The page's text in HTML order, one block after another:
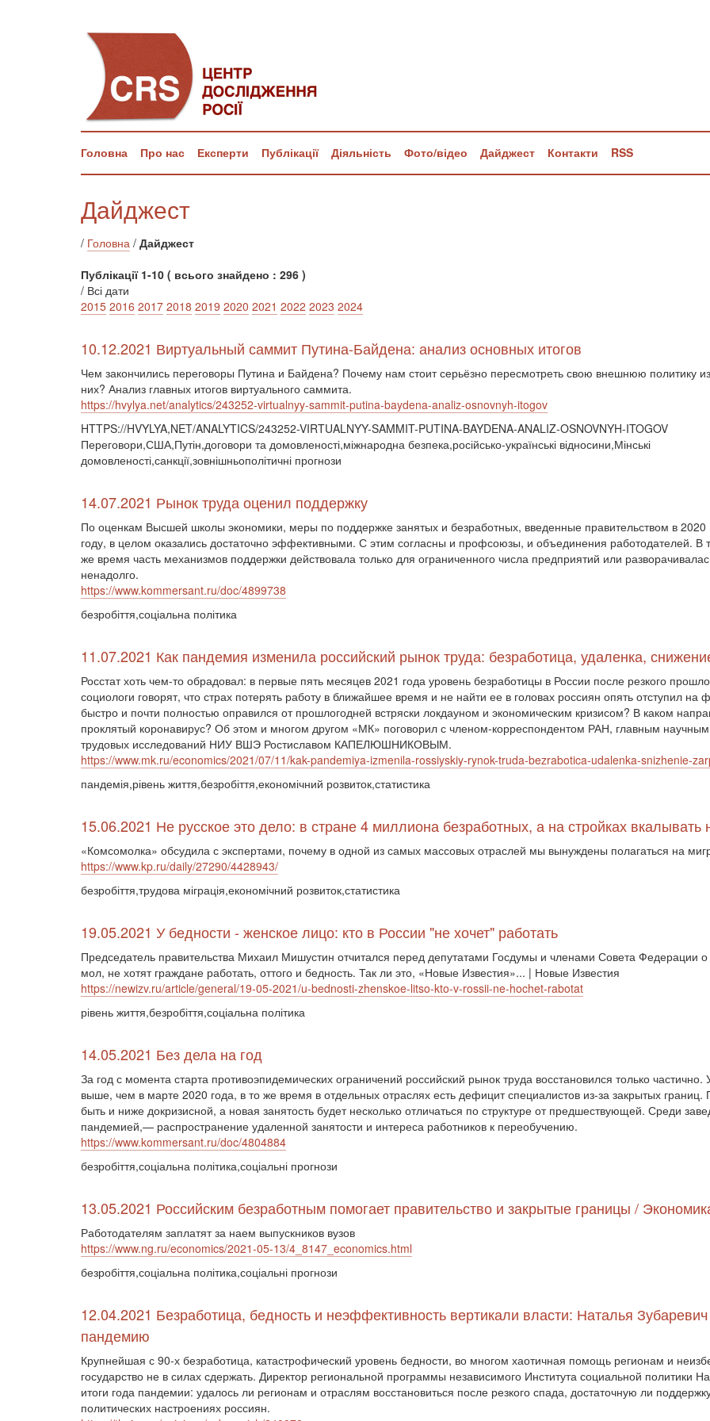
Головна Про нас Експерти Публікації Діяльність Фото/відео Дайджест Контакти RSS
Дайджест
/ Головна / Дайджест
Публікації 1-10 ( всього знайдено : 296 )
/ Всі дати
2015 2016 2017 2018 2019 2020 2021 2022 2023 2024
10.12.2021 Виртуальный саммит Путина-Байдена: анализ основных итогов
Чем закончились переговоры Путина и Байдена? Почему нам стоит серьёзно пересмотреть свою внешнюю политику
них? Анализ главных итогов виртуального саммита.
https://hvylya.net/analytics/243252-virtualnyy-sammit-putina-baydena-analiz-osnovnyh-itogov
HTTPS://HVYLYA,NET/ANALYTICS/243252-VIRTUALNYY-SAMMIT-PUTINA-BAYDENA-ANALIZ-OSNOVNYH-ITOGOV
Переговори,США,Путін,договори та домовленості,міжнародна безпека,російсько-українські відносини,Мінські
домовленості,санкції,зовнішньополітичні прогнози
14.07.2021 Рынок труда оценил поддержку
По оценкам Высшей школы экономики, меры по поддержке занятых и безработных, введенные правительством в 2020
году, в целом оказались достаточно эффективными. С этим согласны и профсоюзы, и объединения работодателей. В
же время часть механизмов поддержки действовала только для ограниченного числа предприятий или
ненадолго.
https://www.kommersant.ru/doc/4899738
безробіття,соціальна політика
11.07.2021 Как пандемия изменила российский рынок труда: безработица, удаленка,
Росстат хоть чем-то обрадовал: в первые пять месяцев 2021 года уровень безработицы в России после резкого
социологи говорят, что страх потерять работу в ближайшее время и не найти ее в головах россиян опять отступил
быстро и почти полностью оправился от прошлогодней встряски локдауном и экономическим кризисом? В каком
проклятый коронавирус? Об этом и многом другом «МК» поговорил с членом-корреспондентом РАН, главным
трудовых исследований НИУ ВШЭ Ростиславом КАПЕЛЮШНИКОВЫМ.
https://www.mk.ru/economics/2021/07/11/kak-pandemiya-izmenila-rossiyskiy-rynok-truda-bezrabotica-udalenka-snizhenie-
пандемія,рівень життя,безробіття,економічний розвиток,статистика
15.06.2021 Не русское это дело: в стране 4 миллиона безработных, а на стройках вкалывать
«Комсомолка» обсудила с экспертами, почему в одной из самых массовых отраслей мы вынуждены полагаться на
https://www.kp.ru/daily/27290/4428943/
безробіття,трудова міграція,економічний розвиток,статистика
19.05.2021 У бедности - женское лицо: кто в России "не хочет" работать
Председатель правительства Михаил Мишустин отчитался перед депутатами Госдумы и членами Совета Федерации
мол, не хотят граждане работать, оттого и бедность. Так ли это, «Новые Известия»... | Новые Известия
https://newizv.ru/article/general/19-05-2021/u-bednosti-zhenskoe-litso-kto-v-rossii-ne-hochet-rabotat
рівень життя,безробіття,соціальна політика
14.05.2021 Без дела на год
За год с момента старта противоэпидемических ограничений российский рынок труда восстановился только
выше, чем в марте 2020 года, в то же время в отдельных отраслях есть дефицит специалистов из-за закрытых
быть и ниже докризисной, а новая занятость будет несколько отличаться по структуре от предшествующей. Среди
пандемией,— распространение удаленной занятости и интереса работников к переобучению.
https://www.kommersant.ru/doc/4804884
безробіття,соціальна політика,соціальні прогнози
13.05.2021 Российским безработным помогает правительство и закрытые границы /
Работодателям заплатят за наем выпускников вузов
https://www.ng.ru/economics/2021-05-13/4_8147_economics.html
безробіття,соціальна політика,соціальні прогнози
12.04.2021 Безработица, бедность и неэффективность вертикали власти: Наталья
пандемию
Крупнейшая с 90-х безработица, катастрофический уровень бедности, во многом хаотичная помощь регионам и
государство не в силах сдержать. Директор региональной программы независимого Института социальной политики
итоги года пандемии: удалось ли регионам и отраслям восстановиться после резкого спада, достаточную ли
политических настроениях россиян.